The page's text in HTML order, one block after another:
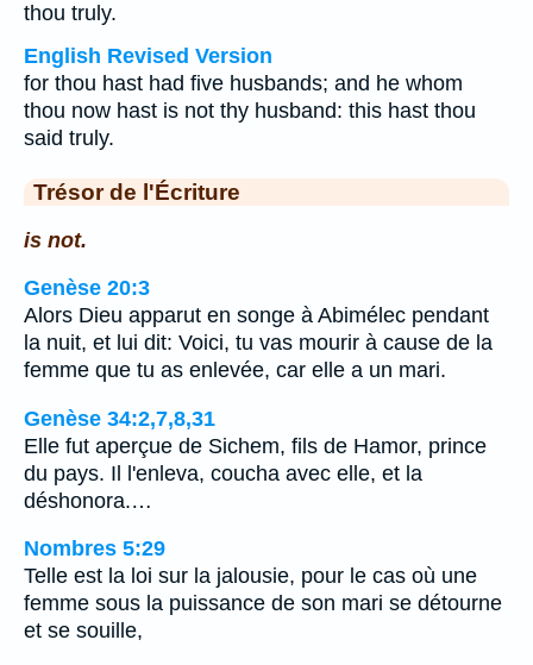
thou truly.
English Revised Version
for thou hast had five husbands; and he whom
thou now hast is not thy husband: this hast thou
said truly.
Trésor de l'Écriture
is not.
Genèse 20:3
Alors Dieu apparut en songe à Abimélec pendant
la nuit, et lui dit: Voici, tu vas mourir à cause de la
femme que tu as enlevée, car elle a un mari.
Genèse 34:2,7,8,31
Elle fut aperçue de Sichem, fils de Hamor, prince
du pays. Il l'enleva, coucha avec elle, et la
déshonora.…
Nombres 5:29
Telle est la loi sur la jalousie, pour le cas où une
femme sous la puissance de son mari se détourne
et se souille,